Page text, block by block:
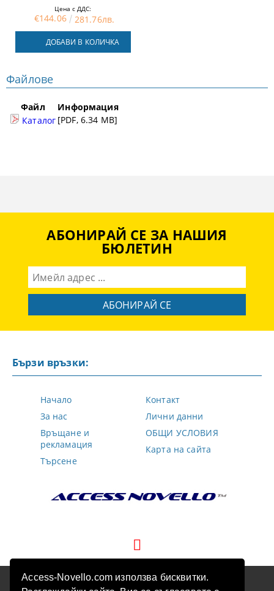
Access-Novello.com използва бисквитки.
Цена с ДДС:
€144.06 281.76лв.
ДОБАВИ В КОЛИЧКА
Файлове
Файл
Информация
Каталог [PDF, 6.34 MB]
АБОНИРАЙ СЕ ЗА НАШИЯ
БЮЛЕТИН
Бързи връзки:
Начало
За нас
Връщане и
рекламация
Търсене
Контакт
Лични данни
ОБЩИ УСЛОВИЯ
Карта на сайта
GDPR